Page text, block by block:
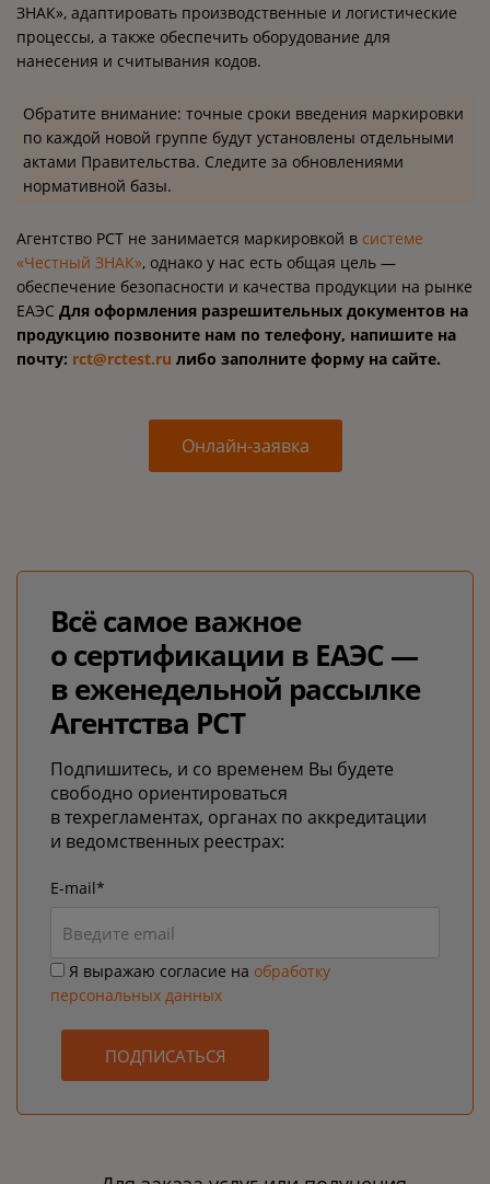
ЗНАК», адаптировать производственные и логистические
процессы, а также обеспечить оборудование для
нанесения и считывания кодов.
Обратите внимание: точные сроки введения маркировки
по каждой новой группе будут установлены отдельными
актами Правительства. Следите за обновлениями
нормативной базы.
Агентство РСТ не занимается маркировкой в системе
«Честный ЗНАК», однако у нас есть общая цель —
обеспечение безопасности и качества продукции на рынке
ЕАЭС Для оформления разрешительных документов на
продукцию позвоните нам по телефону, напишите на
почту: rct@rctest.ru либо заполните форму на сайте.
Онлайн-заявка
Всё самое важное
о сертификации в ЕАЭС —
в еженедельной рассылке
Агентства РСТ
Подпишитесь, и со временем Вы будете
свободно ориентироваться
в техрегламентах, органах по аккредитации
и ведомственных реестрах:
E-mail*
Я выражаю согласие на обработку
персональных данных
ПОДПИСАТЬСЯ